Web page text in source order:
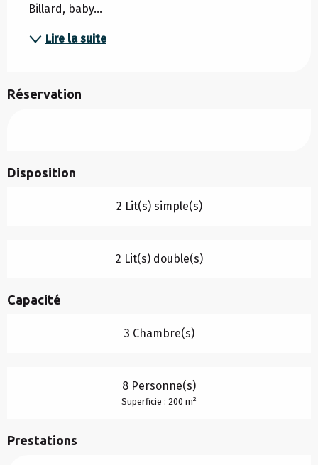
Billard, baby...
Lire la suite
Réservation
Disposition
2 Lit(s) simple(s)
2 Lit(s) double(s)
Capacité
3 Chambre(s)
8 Personne(s)
Superficie : 200 m2
Prestations